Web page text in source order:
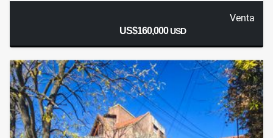
Venta
US$160,000USD